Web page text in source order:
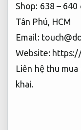
Shop: 638 –
Tân Phú, HCM
Email:
Website:
Liên hệ thu
khai.